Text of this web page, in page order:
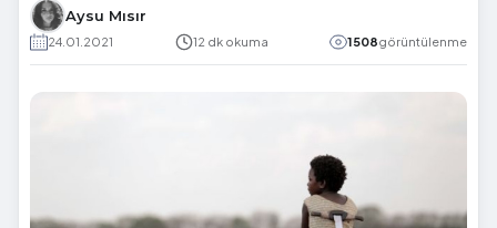
Aysu Mısır
24.01.2021 12 dk okuma 1508görüntülenme